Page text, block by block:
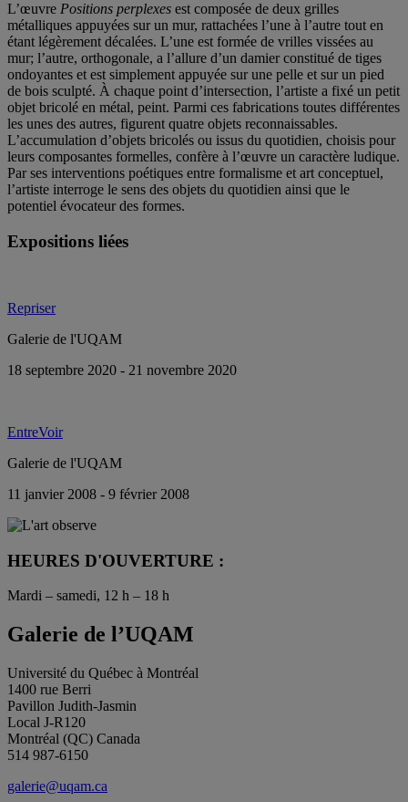
L’œuvre Positions perplexes est composée de deux grilles
métalliques appuyées sur un mur, rattachées l’une à l’autre tout en
étant légèrement décalées. L’une est formée de vrilles vissées au
mur; l’autre, orthogonale, a l’allure d’un damier constitué de tiges
ondoyantes et est simplement appuyée sur une pelle et sur un pied
de bois sculpté. À chaque point d’intersection, l’artiste a fixé un petit
objet bricolé en métal, peint. Parmi ces fabrications toutes différentes
les unes des autres, figurent quatre objets reconnaissables.
L’accumulation d’objets bricolés ou issus du quotidien, choisis pour
leurs composantes formelles, confère à l’œuvre un caractère ludique.
Par ses interventions poétiques entre formalisme et art conceptuel,
l’artiste interroge le sens des objets du quotidien ainsi que le
potentiel évocateur des formes.
Expositions liées
Repriser
Galerie de l'UQAM
18 septembre 2020 - 21 novembre 2020
EntreVoir
Galerie de l'UQAM
11 janvier 2008 - 9 février 2008
HEURES D'OUVERTURE :
Mardi – samedi, 12 h – 18 h
Galerie de l’UQAM
Université du Québec à Montréal
1400 rue Berri
Pavillon Judith-Jasmin
Local J-R120
Montréal (QC) Canada
514 987-6150
galerie@uqam.ca